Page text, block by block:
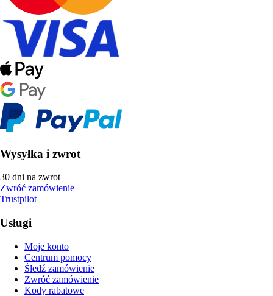
Wysyłka i zwrot
30 dni na zwrot
Zwróć zamówienie
Trustpilot
Usługi
Moje konto
Centrum pomocy
Śledź zamówienie
Zwróć zamówienie
Kody rabatowe